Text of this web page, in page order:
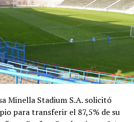
Minella Stadium S.A. solicitó
para transferir el 87,5% de su